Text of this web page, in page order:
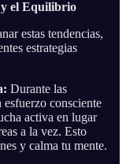
y el Equilibrio
estas tendencias,
estrategias
Durante las
esfuerzo consciente
activa en lugar
a la vez. Esto
y calma tu mente.